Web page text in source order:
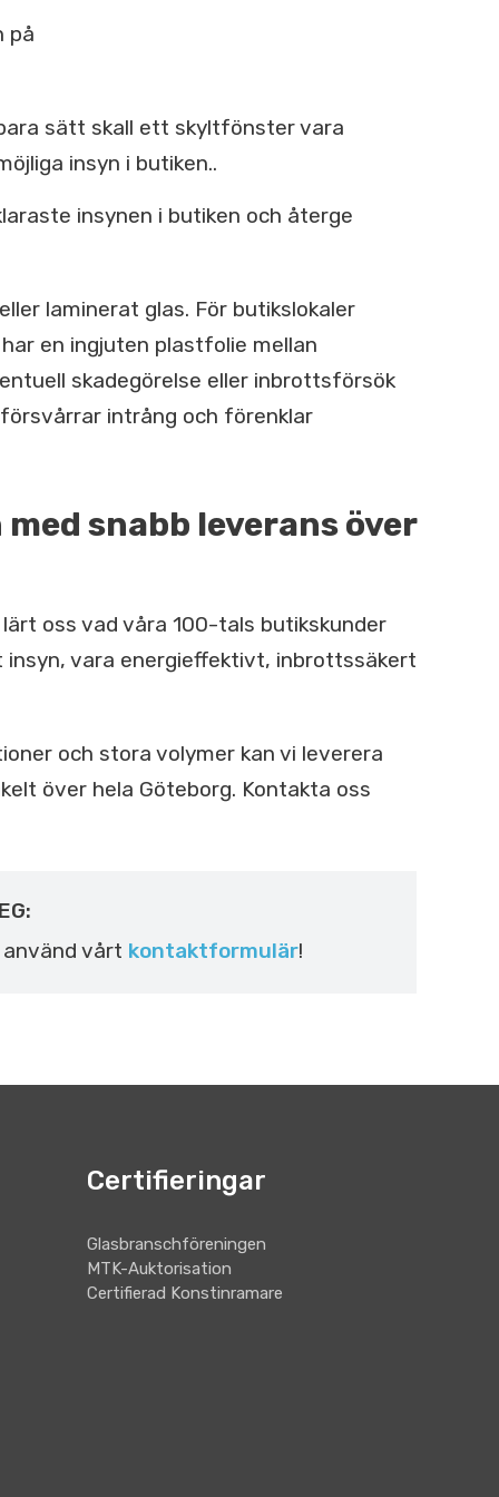
på
sätt skall ett skyltfönster vara
insyn i butiken..
insynen i butiken och återge
laminerat glas. För butikslokaler
en ingjuten plastfolie mellan
skadegörelse eller inbrottsförsök
intrång och förenklar
snabb leverans över
oss vad våra 100-tals butikskunder
vara energieffektivt, inbrottssäkert
och stora volymer kan vi leverera
över hela Göteborg. Kontakta oss
använd vårt kontaktformulär!
Certifieringar
Glasbranschföreningen
MTK-Auktorisation
Certifierad Konstinramare